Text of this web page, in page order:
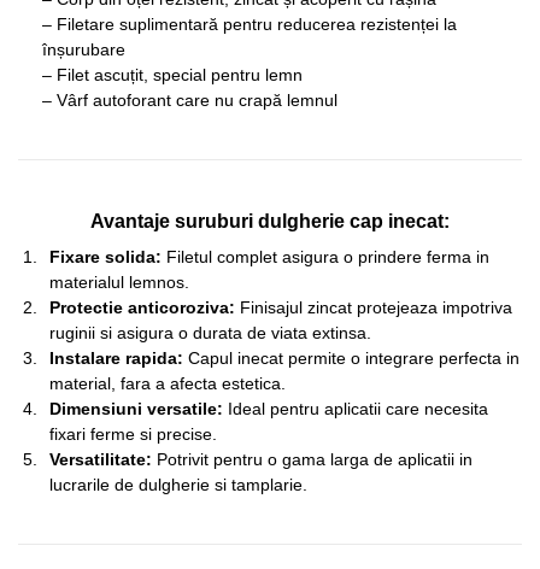
– Filetare suplimentară pentru reducerea rezistenței la
înșurubare
– Filet ascuțit, special pentru lemn
– Vârf autoforant care nu crapă lemnul
Avantaje suruburi dulgherie cap inecat:
Fixare solida: Filetul complet asigura o prindere ferma in
materialul lemnos.
Protectie anticoroziva: Finisajul zincat protejeaza impotriva
ruginii si asigura o durata de viata extinsa.
Instalare rapida: Capul inecat permite o integrare perfecta in
material, fara a afecta estetica.
Dimensiuni versatile: Ideal pentru aplicatii care necesita
fixari ferme si precise.
Versatilitate: Potrivit pentru o gama larga de aplicatii in
lucrarile de dulgherie si tamplarie.